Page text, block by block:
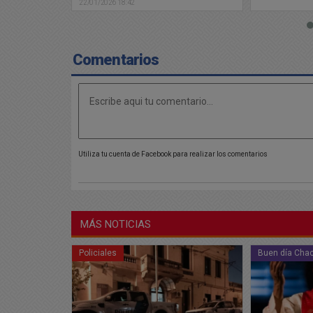
Comentarios
Utiliza tu cuenta de Facebook para realizar los comentarios
MÁS NOTICIAS
Buen día Chacabuco Policiales